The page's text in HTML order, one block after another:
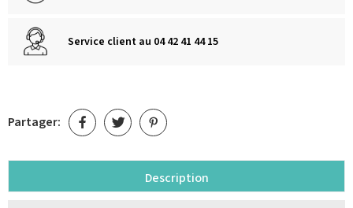
Service client au 04 42 41 44 15
Partager:
Description